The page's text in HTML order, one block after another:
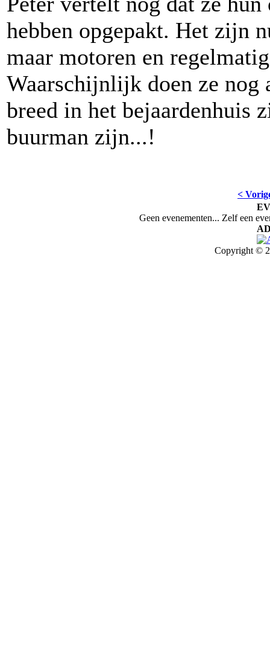
hebben opgepakt. Het zijn
maar motoren en
Waarschijnlijk doen ze nog
breed in het bejaardenhuis
buurman zijn...!
<
Geen evenementen... Zelf een
Copyright ©